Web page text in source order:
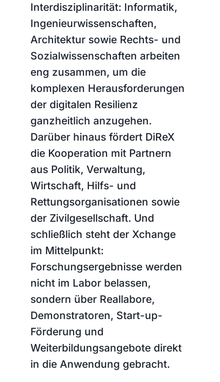
Interdisziplinarität: Informatik,
Ingenieurwissenschaften,
Architektur sowie Rechts- und
Sozialwissenschaften arbeiten
eng zusammen, um die
komplexen Herausforderungen
der digitalen Resilienz
ganzheitlich anzugehen.
Darüber hinaus fördert DiReX
die Kooperation mit Partnern
aus Politik, Verwaltung,
Wirtschaft, Hilfs- und
Rettungsorganisationen sowie
der Zivilgesellschaft. Und
schließlich steht der Xchange
im Mittelpunkt:
Forschungsergebnisse werden
nicht im Labor belassen,
sondern über Reallabore,
Demonstratoren, Start-up-
Förderung und
Weiterbildungsangebote direkt
in die Anwendung gebracht.